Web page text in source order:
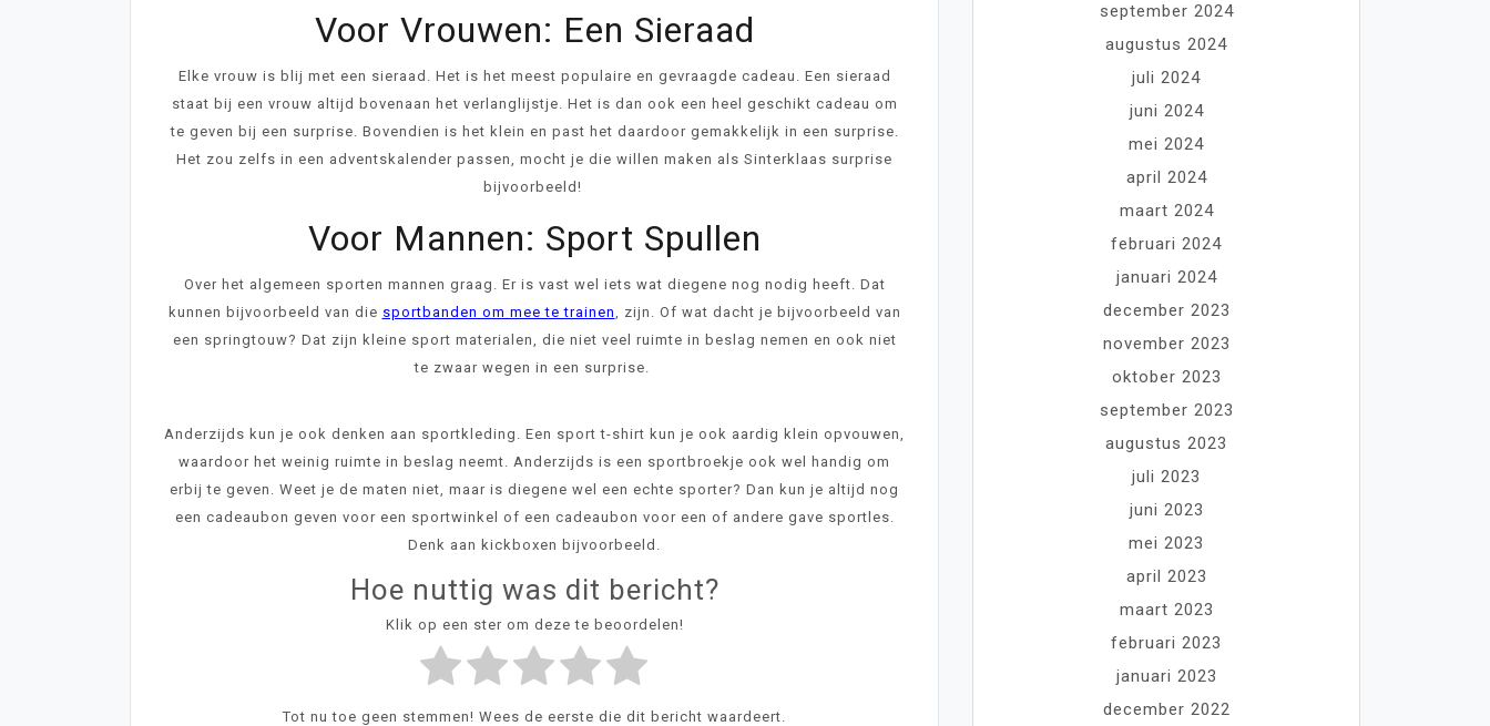
Voor Vrouwen: Een Sieraad
Elke vrouw is blij met een sieraad. Het is het meest populaire en gevraagde cadeau. Een sieraad
staat bij een vrouw altijd bovenaan het verlanglijstje. Het is dan ook een heel geschikt cadeau om
te geven bij een surprise. Bovendien is het klein en past het daardoor gemakkelijk in een surprise.
Het zou zelfs in een adventskalender passen, mocht je die willen maken als Sinterklaas surprise
bijvoorbeeld!
Voor Mannen: Sport Spullen
Over het algemeen sporten mannen graag. Er is vast wel iets wat diegene nog nodig heeft. Dat
kunnen bijvoorbeeld van die sportbanden om mee te trainen , zijn. Of wat dacht je bijvoorbeeld van
een springtouw? Dat zijn kleine sport materialen, die niet veel ruimte in beslag nemen en ook niet
te zwaar wegen in een surprise.
Anderzijds kun je ook denken aan sportkleding. Een sport t-shirt kun je ook aardig klein opvouwen,
waardoor het weinig ruimte in beslag neemt. Anderzijds is een sportbroekje ook wel handig om
erbij te geven. Weet je de maten niet, maar is diegene wel een echte sporter? Dan kun je altijd nog
een cadeaubon geven voor een sportwinkel of een cadeaubon voor een of andere gave sportles.
Denk aan kickboxen bijvoorbeeld.
Hoe nuttig was dit bericht?
Klik op een ster om deze te beoordelen!
Tot nu toe geen stemmen! Wees de eerste die dit bericht waardeert.
september 2024
augustus 2024
juli 2024
juni 2024
mei 2024
april 2024
maart 2024
februari 2024
januari 2024
december 2023
november 2023
oktober 2023
september 2023
augustus 2023
juli 2023
juni 2023
mei 2023
april 2023
maart 2023
februari 2023
januari 2023
december 2022